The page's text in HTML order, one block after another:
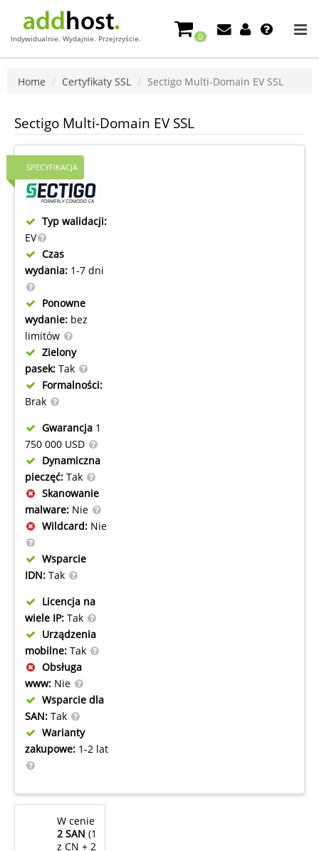
Indywidualnie. Wydajnie. Przejrzyście. 0
Home Certyfikaty SSL Sectigo Multi-Domain EV SSL
Sectigo Multi-Domain EV SSL
SPECYFIKACJA
Typ walidacji:
EV
Czas
wydania: 1-7 dni
Ponowne
wydanie: bez
limitów
Zielony
pasek: Tak
Formalności:
Brak
Gwarancja 1
750 000 USD
Dynamiczna
pieczęć: Tak
Skanowanie
malware: Nie
Wildcard: Nie
Wsparcie
IDN: Tak
Licencja na
wiele IP: Tak
Urządzenia
mobilne: Tak
Obsługa
www: Nie
Wsparcie dla
SAN: Tak
Warianty
zakupowe: 1-2 lat
W cenie
2 SAN (1
z CN + 2